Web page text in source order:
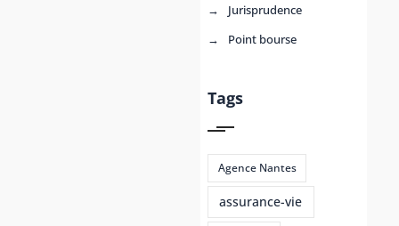
Jurisprudence
Point bourse
Tags
Agence Nantes
assurance-vie